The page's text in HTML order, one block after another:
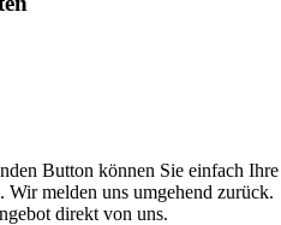
Button können Sie einfach Ihre
Wir melden uns umgehend zurück.
direkt von uns.